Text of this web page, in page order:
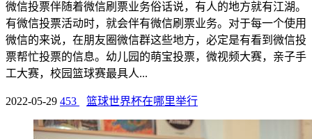
微信投票伴随着微信刷票业务俗话说，有人的地方就有江湖。
有微信投票活动时，就会伴有微信刷票业务。对于每一个使用
微信的来说，在朋友圈微信群这些地方，必定是有看到微信投
票帮忙投票的信息。幼儿园的萌宝投票，微视频大赛，亲子手
工大赛，校园篮球赛最具人...
2022-05-29 453 篮球世界杯在哪里举行